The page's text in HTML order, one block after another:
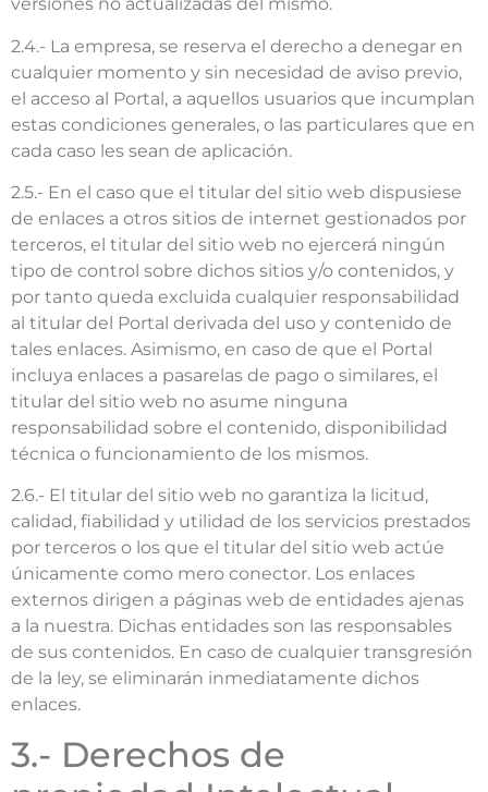
2.4.- La empresa, se reserva el derecho a denegar en
cualquier momento y sin necesidad de aviso previo,
el acceso al Portal, a aquellos usuarios que incumplan
estas condiciones generales, o las particulares que en
cada caso les sean de aplicación.
2.5.- En el caso que el titular del sitio web dispusiese
de enlaces a otros sitios de internet gestionados por
terceros, el titular del sitio web no ejercerá ningún
tipo de control sobre dichos sitios y/o contenidos, y
por tanto queda excluida cualquier responsabilidad
al titular del Portal derivada del uso y contenido de
tales enlaces. Asimismo, en caso de que el Portal
incluya enlaces a pasarelas de pago o similares, el
titular del sitio web no asume ninguna
responsabilidad sobre el contenido, disponibilidad
técnica o funcionamiento de los mismos.
2.6.- El titular del sitio web no garantiza la licitud,
calidad, fiabilidad y utilidad de los servicios prestados
por terceros o los que el titular del sitio web actúe
únicamente como mero conector. Los enlaces
externos dirigen a páginas web de entidades ajenas
a la nuestra. Dichas entidades son las responsables
de sus contenidos. En caso de cualquier transgresión
de la ley, se eliminarán inmediatamente dichos
enlaces.
3.- Derechos de